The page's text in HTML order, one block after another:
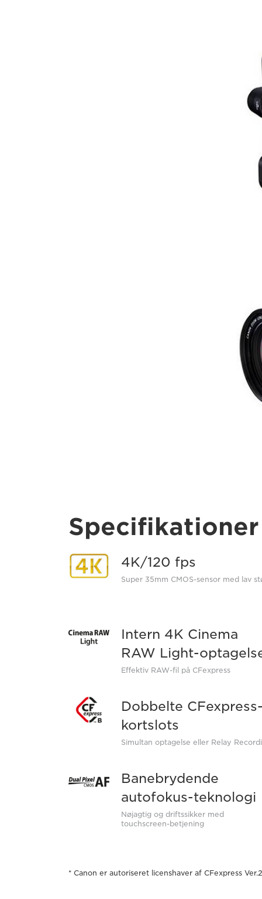
Specifikationer
4K/120 fps
Super 35mm CMOS-sensor med lav
Intern 4K Cinema
RAW Light-
Effektiv RAW-fil på CFexpress
Dobbelte
kortslots
Simultan optagelse eller Relay
Banebrydende
autofokus-teknologi
Nøjagtig og driftssikker med
touchscreen-betjening
* Canon er autoriseret licenshaver af CFexpress